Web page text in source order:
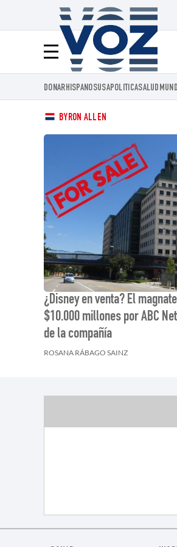
Menú
DONARHISPANOSUSAPOLITICASALUD
BYRON ALLEN
¿Disney en venta? El
$10.000 millones por ABC
de la compañía
ROSANA RÁBAGO SAINZ